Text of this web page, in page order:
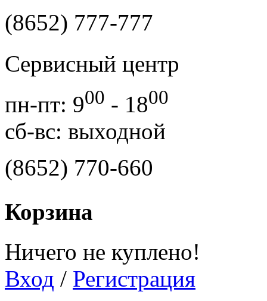
(8652) 777-777
Сервисный центр
пн-пт: 900 - 1800
сб-вс: выходной
(8652) 770-660
Корзина
Ничего не куплено!
Вход / Регистрация